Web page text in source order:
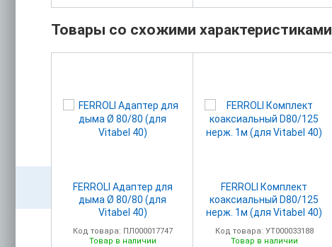
Товары со схожими характеристиками
FERROLI Адаптер для
дыма Ø 80/80 (для
Vitabel 40)
Код товара: ПЛ000017747
Товар в наличии
FERROLI Комплект
коаксиальный D80/125
нерж. 1м (для Vitabel 40)
Код товара: УТ000033188
Товар в наличии